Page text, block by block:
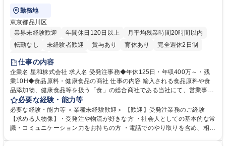
勤務地
東京都品川区
業界未経験歓迎
年間休日120日以上
月平均残業時間20時間以内
転勤なし
未経験者歓迎 賞与あり 育休あり
完全週休2日制
交通費支給
仕事の内容
企業名 星和株式会社 求人名 受発注事務◆年休125日・年収400万～・残
業10H◆食品原料・健康食品の商社 仕事の内容 輸入される食品原料や食
品添加物、健康食品等を扱う「食」の総合商社である当社にて、営業事務
として営業サポートや書類作成、データ入力、電話対応などの業務をお任
せします。 ・受注／出荷指示／売上管理／仕入管理／在庫管理／お客様や
倉庫と電話確認など、販売に関わる事務、営業サポートをお願いします。
・入社後は商品について覚えることから始め、先輩社員OJTと共に業務を
必要な経験・能力等
必要な経験・能力等 ＜業種未経験歓迎＞ 【歓迎】受発注業務のご経験
【求める人物像】・受発注や物流が好きな方 ・社会人としての基本的な常
識・コミュニケーション力をお持ちの方 ・電話でのやり取りを含め、相手